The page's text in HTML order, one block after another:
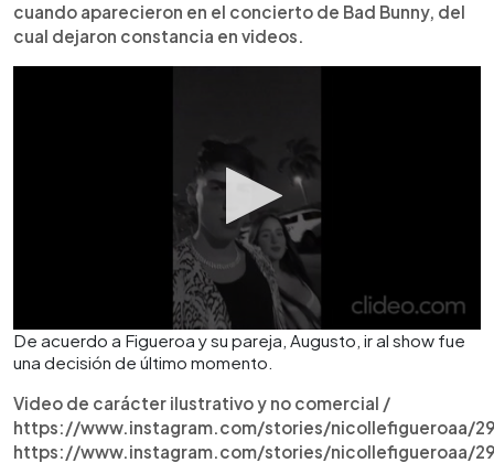
cuando aparecieron en el concierto de Bad Bunny, del
cual dejaron constancia en videos.
De acuerdo a Figueroa y su pareja, Augusto, ir al show fue
una decisión de último momento.
Video de carácter ilustrativo y no comercial /
https://www.instagram.com/stories/nicollefigueroaa/
https://www.instagram.com/stories/nicollefigueroaa/